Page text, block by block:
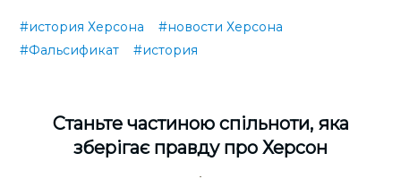
#история Херсона
#новости Херсона
#Фальсификат
#история
Cтаньте частиною спільноти, яка
зберігає правду про Херсон